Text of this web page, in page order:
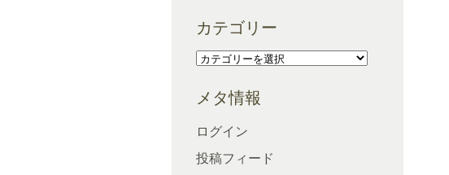
カ
イ
ブ
カテゴリー
カ
ゴ
ー
メタ情報
ログイン
投稿フィード